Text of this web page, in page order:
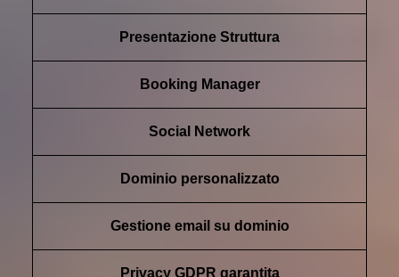
Presentazione Struttura
Booking Manager
Social Network
Dominio personalizzato
Gestione email su dominio
Privacy GDPR garantita